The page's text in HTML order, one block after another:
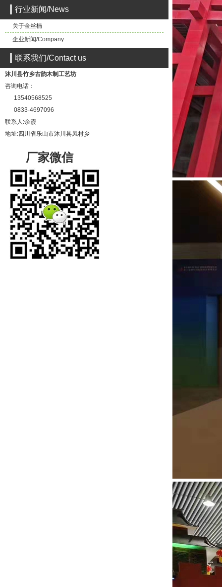
行业新闻/News
关于金丝楠
企业新闻/Company
联系我们/Contact us
沐川县竹乡古韵木制工艺坊
咨询电话：
13540568525
0833-4697096
联系人:余霞
地址:四川省乐山市沐川县凤村乡
厂家微信